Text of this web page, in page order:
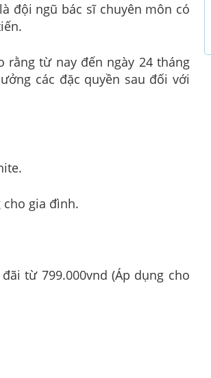
đội ngũ bác sĩ chuyên môn có
rằng từ nay đến ngày 24 tháng
các đặc quyền sau đối với
gia đình.
từ 799.000vnd (Áp dụng cho